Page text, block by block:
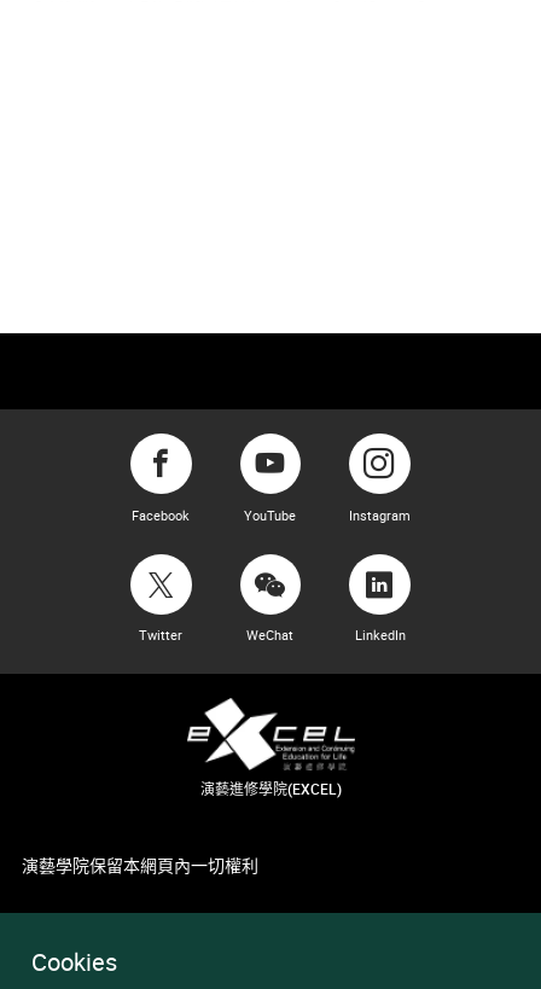
Cookies
Facebook YouTube Instagram
Twitter WeChat LinkedIn
演藝進修學院(EXCEL)
演藝學院保留本網頁內一切權利